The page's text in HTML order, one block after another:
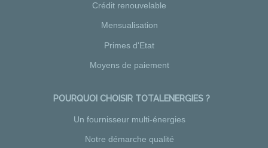
Crédit renouvelable
Mensualisation
Primes d'Etat
Moyens de paiement
POURQUOI CHOISIR TOTALENERGIES ?
Un fournisseur multi-énergies
Notre démarche qualité